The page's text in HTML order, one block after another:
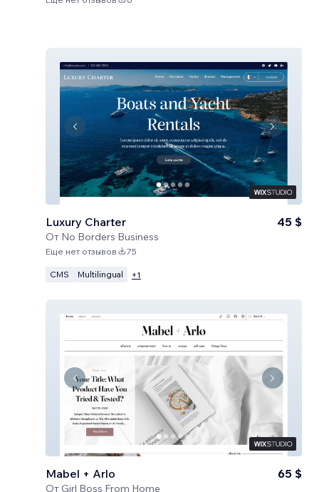
Luxury Charter
От No Borders Business
45 $
Еще нет отзывов 75
CMS Multilingual +1
Mabel + Arlo
От Girl Boss From Home
65 $